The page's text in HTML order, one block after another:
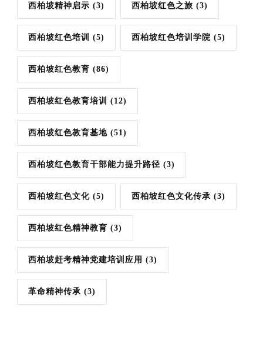
西柏坡精神启示 (3) 西柏坡红色之旅 (3)
西柏坡红色培训 (5) 西柏坡红色培训学院 (5)
西柏坡红色教育 (86)
西柏坡红色教育培训 (12)
西柏坡红色教育基地 (51)
西柏坡红色教育干部能力提升路径 (3)
西柏坡红色文化 (5) 西柏坡红色文化传承 (3)
西柏坡红色精神教育 (3)
西柏坡赶考精神党建培训应用 (3)
革命精神传承 (3)